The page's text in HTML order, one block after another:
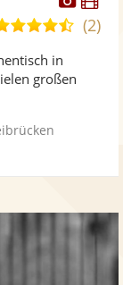
4,6(2)
in
großen